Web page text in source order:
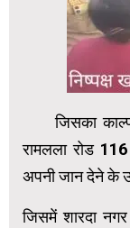
जिसका
रामलला रोड
अपनी जान देने के
जिसमें शारदा